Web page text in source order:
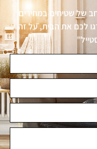
של שטיחים במחירים
לכם את הבית, על זה